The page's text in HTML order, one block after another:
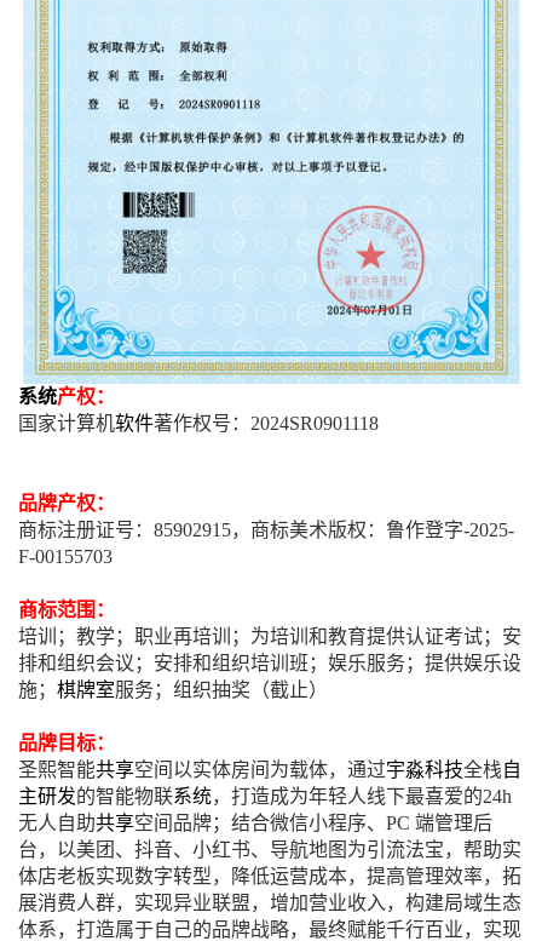
系统产权：
国家计算机软件著作权号：2024SR0901118
品牌产权：
商标注册证号：85902915，商标美术版权：鲁作登字-2025-
F-00155703
商标范围：
培训；教学；职业再培训；为培训和教育提供认证考试；安
排和组织会议；安排和组织培训班；娱乐服务；提供娱乐设
施； 棋牌室服务；组织抽奖（截止）
品牌目标：
圣熙智能共享空间以实体房间为载体，通过宇淼科技全栈自
主研发的智能物联系统，打造成为年轻人线下最喜爱的24h
无人自助共享空间品牌；结合微信小程序、PC 端管理后
台，以美团、抖音、小红书、导航地图为引流法宝，帮助实
体店老板实现数字转型，降低运营成本，提高管理效率，拓
展消费人群，实现异业联盟，增加营业收入，构建局域生态
体系，打造属于自己的品牌战略，最终赋能千行百业，实现